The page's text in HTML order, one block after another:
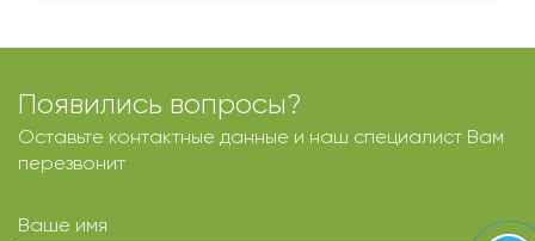
Появились вопросы?
Оставьте контактные данные и наш специалист Вам
перезвонит
Ваше имя